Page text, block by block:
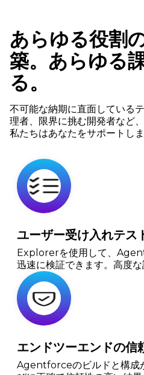
あらゆる役割
築。あらゆる
る。
不可能な納期に直面している
理者、限界に挑む開発者など
私たちはあなたをサポートしま
ユーザー受け入れテス
Explorerを使用して、
迅速に検証できます。高度な
エンドツーエンドの信
Agentforceのビルドと構成